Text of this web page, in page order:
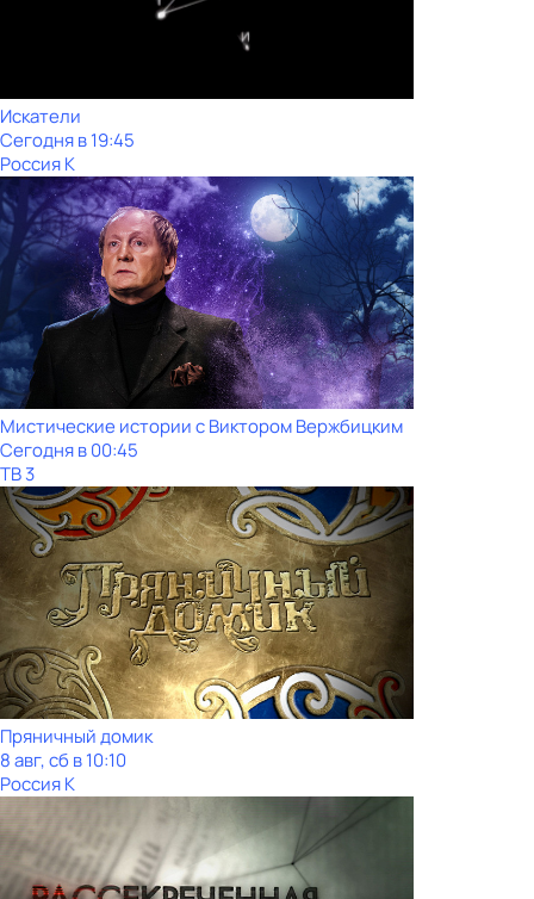
Искатели
Сегодня в 19:45
Россия К
Мистические истории с Виктoром Bержбицким
Сегодня в 00:45
ТВ 3
Пряничный домик
8 авг, сб в 10:10
Россия К